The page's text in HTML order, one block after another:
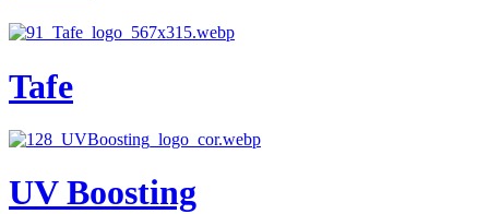
Tafe
UV Boosting